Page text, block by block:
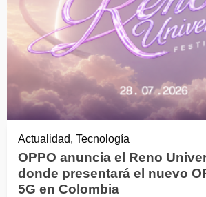
Actualidad, Tecnología
OPPO anuncia el Reno
donde presentará el nuevo
5G en Colombia